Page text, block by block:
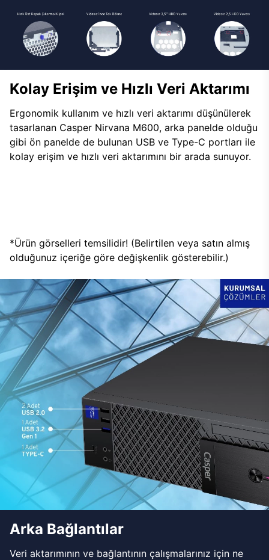
Kolay Erişim ve Hızlı Veri Aktarımı
Ergonomik kullanım ve hızlı veri aktarımı düşünülerek
tasarlanan Casper Nirvana M600, arka panelde olduğu
gibi ön panelde de bulunan USB ve Type-C portları ile
kolay erişim ve hızlı veri aktarımını bir arada sunuyor.
*Ürün görselleri temsilidir! (Belirtilen veya satın almış
olduğunuz içeriğe göre değişkenlik gösterebilir.)
Arka Bağlantılar
Veri aktarımının ve bağlantının çalışmalarınız için ne